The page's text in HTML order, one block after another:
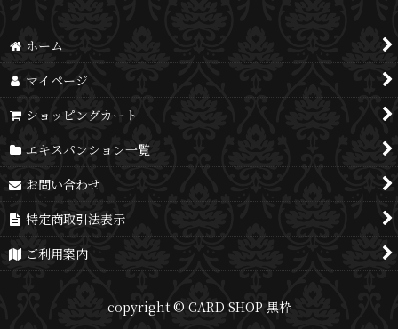
ホーム
マイページ
ショッピングカート
エキスパンション一覧
お問い合わせ
特定商取引法表示
ご利用案内
copyright © CARD SHOP 黒枠